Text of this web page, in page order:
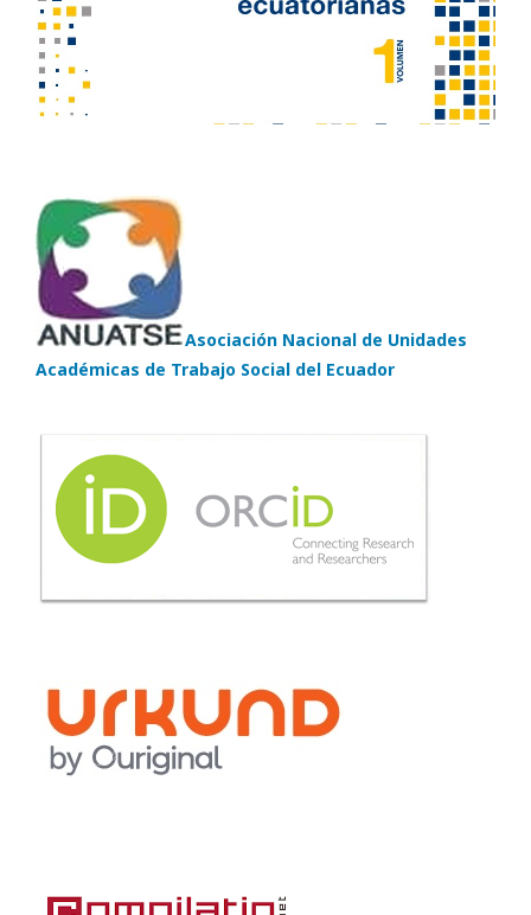
Asociación Nacional de Unidades
Académicas de Trabajo Social del Ecuador